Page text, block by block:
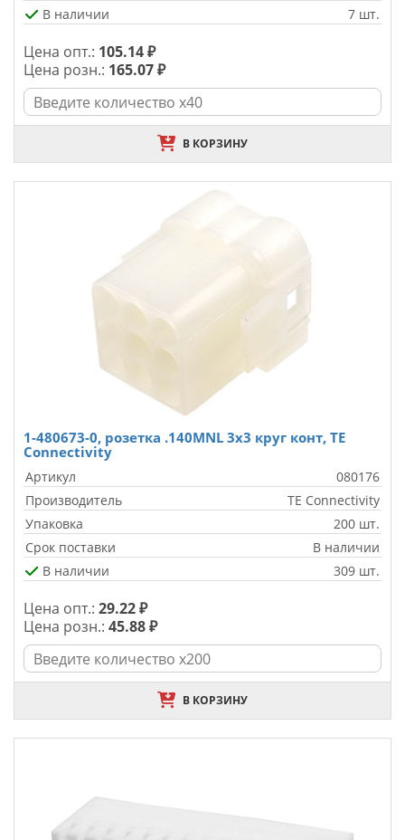
В наличии
7 шт.
Цена опт.: 105.14 ₽
Цена розн.: 165.07 ₽
В КОРЗИНУ
1-480673-0, розетка .140MNL 3х3 круг конт, TE
Connectivity
Артикул
080176
Производитель
TE Connectivity
Упаковка
200 шт.
Срок поставки
В наличии
В наличии
309 шт.
Цена опт.: 29.22 ₽
Цена розн.: 45.88 ₽
В КОРЗИНУ